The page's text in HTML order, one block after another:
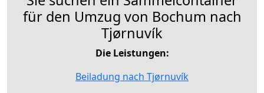
für den Umzug von Bochum nach
Tjørnuvík
Die Leistungen:
Beiladung nach Tjørnuvík